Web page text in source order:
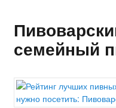
семейный